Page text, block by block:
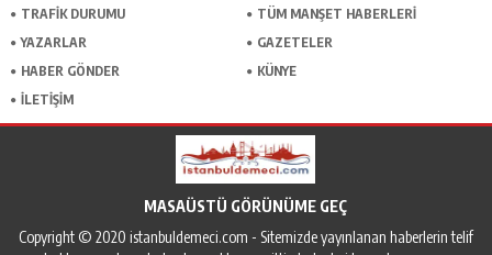
TRAFİK DURUMU
TÜM MANŞET HABERLERİ
YAZARLAR
GAZETELER
HABER GÖNDER
KÜNYE
İLETİŞİM
MASAÜSTÜ GÖRÜNÜME GEÇ
Copyright © 2020 istanbuldemeci.com - Sitemizde yayınlanan haberlerin telif